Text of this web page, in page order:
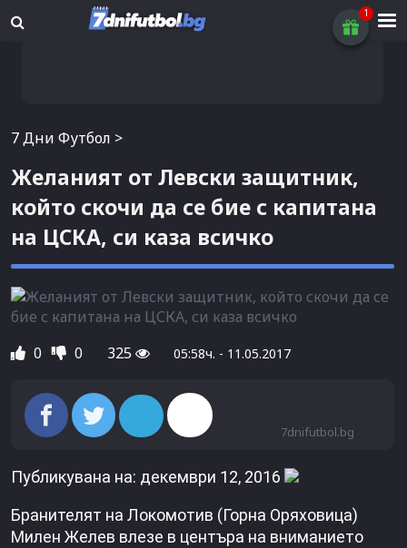
7 Дни Футбол >
Желаният от Левски защитник,
който скочи да се бие с капитана
на ЦСКА, си каза всичко
0 0 325 05:58ч. - 11.05.2017
7dnifutbol.bg
Публикувана на: декември 12, 2016
Бранителят на Локомотив (Горна Оряховица)
Милен Желев влезе в центъра на вниманието